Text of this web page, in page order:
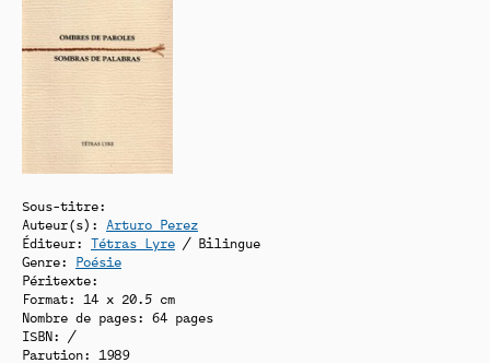
Sous-titre:
Auteur(s): Arturo Perez
Éditeur: Tétras Lyre / Bilingue
Genre: Poésie
Péritexte:
Format: 14 x 20.5 cm
Nombre de pages: 64 pages
ISBN: /
Parution: 1989